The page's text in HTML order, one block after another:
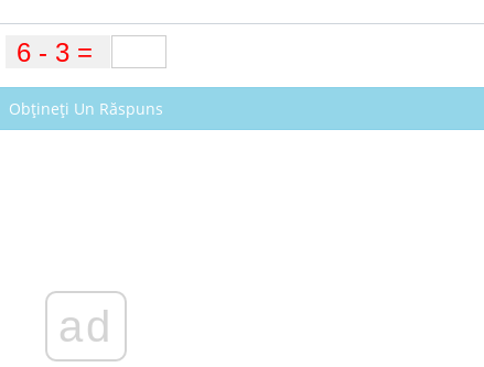
Obțineți Un Răspuns
ad